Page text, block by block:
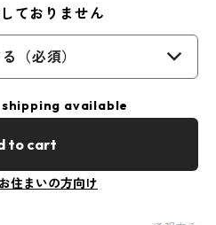
ておりません
（必須）
available
to cart
住まいの方向け